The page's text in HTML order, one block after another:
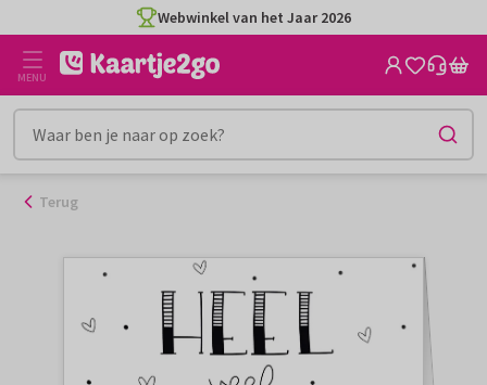
naar
inhoud
Webwinkel van het Jaar 2026
MENU
Terug